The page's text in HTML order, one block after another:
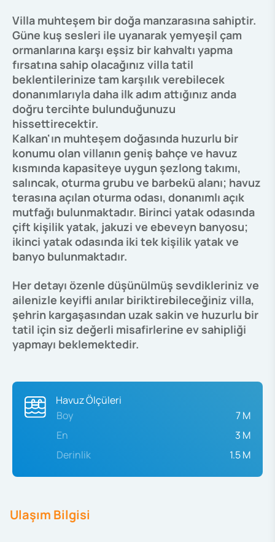
Villa muhteşem bir doğa manzarasına sahiptir.
Güne kuş sesleri ile uyanarak yemyeşil çam
ormanlarına karşı eşsiz bir kahvaltı yapma
fırsatına sahip olacağınız villa tatil
beklentilerinize tam karşılık verebilecek
donanımlarıyla daha ilk adım attığınız anda
doğru tercihte bulunduğunuzu
hissettirecektir.
Kalkan'ın muhteşem doğasında huzurlu bir
konumu olan villanın geniş bahçe ve havuz
kısmında kapasiteye uygun şezlong takımı,
salıncak, oturma grubu ve barbekü alanı; havuz
terasına açılan oturma odası, donanımlı açık
mutfağı bulunmaktadır. Birinci yatak odasında
çift kişilik yatak, jakuzi ve ebeveyn banyosu;
ikinci yatak odasında iki tek kişilik yatak ve
banyo bulunmaktadır.
Her detayı özenle düşünülmüş sevdikleriniz ve
ailenizle keyifli anılar biriktirebileceğiniz villa,
şehrin kargaşasından uzak sakin ve huzurlu bir
tatil için siz değerli misafirlerine ev sahipliği
yapmayı beklemektedir.
Havuz Ölçüleri
Boy
7 M
En
3 M
Derinlik
1.5 M
Ulaşım Bilgisi